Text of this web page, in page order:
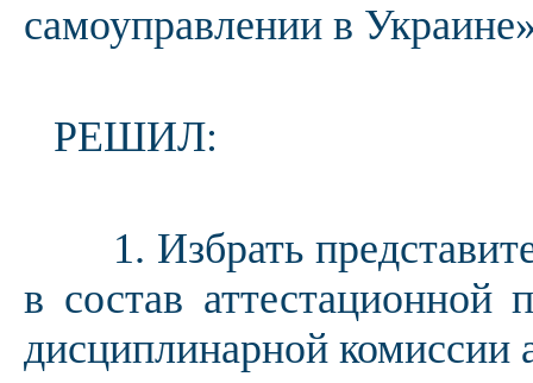
самоуправлении в
РЕШИЛ:
1. Избрать
в состав аттестационной
дисциплинарной комиссии